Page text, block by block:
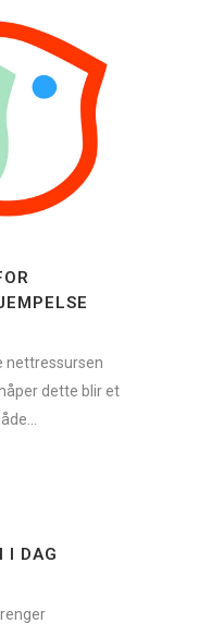
nettressursen
dette blir et
I DAG